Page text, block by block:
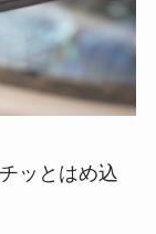
ッとはめ込